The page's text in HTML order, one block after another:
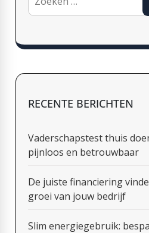
naar:
RECENTE BERICHTEN
Vaderschapstest thuis
pijnloos en betrouwbaar
De juiste financiering
groei van jouw bedrijf
Slim energiegebruik: